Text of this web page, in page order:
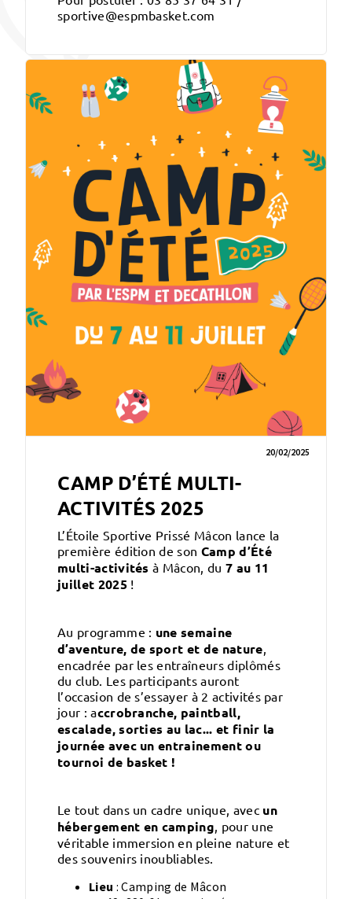
sportive@espmbasket.com
20/02/2025
CAMP D’ÉTÉ MULTI-
ACTIVITÉS 2025
L’Étoile Sportive Prissé Mâcon lance la
première édition de son Camp d’Été
multi-activités à Mâcon, du 7 au 11
juillet 2025!
Au programme : une semaine
d’aventure, de sport et de nature,
encadrée par les entraîneurs diplômés
du club. Les participants auront
l’occasion de s’essayer à 2 activités par
jour : accrobranche, paintball,
escalade, sorties au lac... et finir la
journée avec un entrainement ou
tournoi de basket !
Le tout dans un cadre unique, avec un
hébergement en camping, pour une
véritable immersion en pleine nature et
des souvenirs inoubliables.
Lieu : Camping de Mâcon